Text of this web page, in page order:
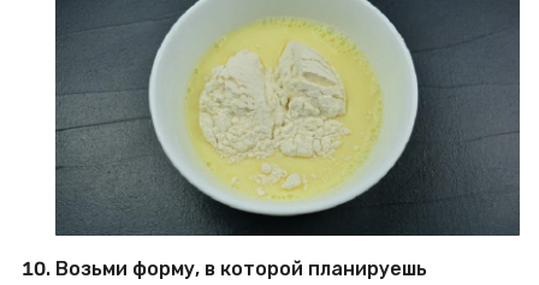
Возьми форму, в которой планируешь